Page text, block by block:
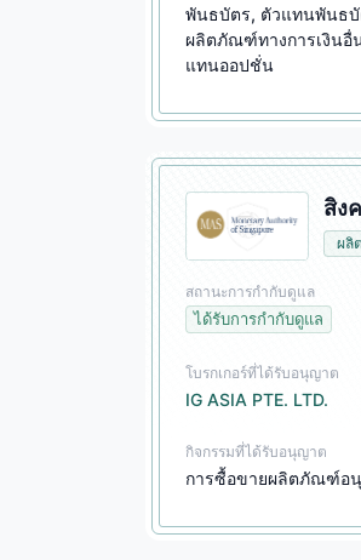
พันธบัตร, ตัวแทนพันธบั
ผลิตภัณฑ์ทางการเงินอื่
แทนออปชั่น
สิง
ผลิ
สถานะการกำกับดูแล
ได้รับการกำกับดูแล
โบรกเกอร์ที่ได้รับอนุญาต
IG ASIA PTE. LTD.
กิจกรรมที่ได้รับอนุญาต
การซื้อขายผลิตภัณฑ์อนุ